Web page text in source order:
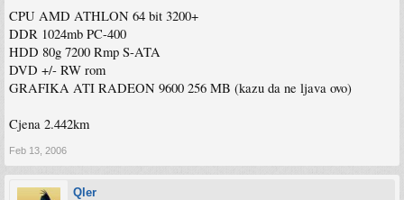
CPU AMD ATHLON 64 bit 3200+
DDR 1024mb PC-400
HDD 80g 7200 Rmp S-ATA
DVD +/- RW rom
GRAFIKA ATI RADEON 9600 256 MB (kazu da ne ljava ovo)
Cjena 2.442km
Feb 13, 2006
Qler